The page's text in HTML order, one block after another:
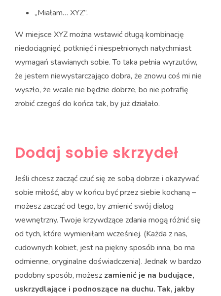
„Miałam… XYZ”.
W miejsce XYZ można wstawić długą kombinację
niedociągnięć, potknięć i niespełnionych natychmiast
wymagań stawianych sobie. To taka pełnia wyrzutów,
że jestem niewystarczająco dobra, że znowu coś mi nie
wyszło, że wcale nie będzie dobrze, bo nie potrafię
zrobić czegoś do końca tak, by już działało.
Dodaj sobie skrzydeł
Jeśli chcesz zacząć czuć się ze sobą dobrze i okazywać
sobie miłość, aby w końcu być przez siebie kochaną –
możesz zacząć od tego, by zmienić swój dialog
wewnętrzny. Twoje krzywdzące zdania mogą różnić się
od tych, które wymieniłam wcześniej. (Każda z nas,
cudownych kobiet, jest na piękny sposób inna, bo ma
odmienne, oryginalne doświadczenia). Jednak w bardzo
podobny sposób, możesz zamienić je na budujące,
uskrzydlające i podnoszące na duchu. Tak, jakby